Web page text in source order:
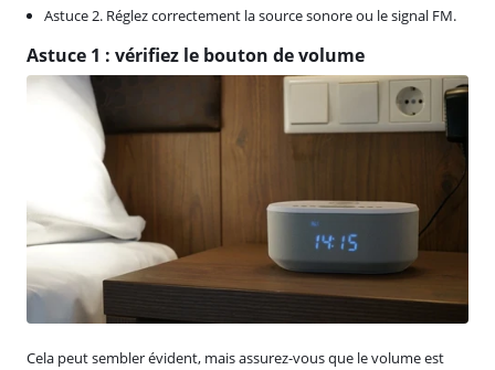
Astuce 2. Réglez correctement la source sonore ou le signal FM.
Astuce 1 : vérifiez le bouton de volume
Cela peut sembler évident, mais assurez-vous que le volume est